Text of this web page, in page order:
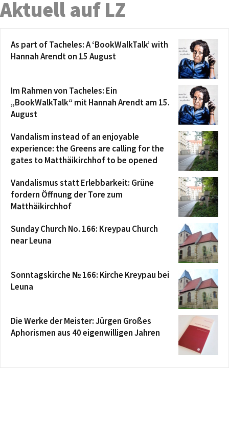
Aktuell auf LZ
As part of Tacheles: A ‘BookWalkTalk’ with
Hannah Arendt on 15 August
Im Rahmen von Tacheles: Ein
„BookWalkTalk“ mit Hannah Arendt am 15.
August
Vandalism instead of an enjoyable
experience: the Greens are calling for the
gates to Matthäikirchhof to be opened
Vandalismus statt Erlebbarkeit: Grüne
fordern Öffnung der Tore zum
Matthäikirchhof
Sunday Church No. 166: Kreypau Church
near Leuna
Sonntagskirche № 166: Kirche Kreypau bei
Leuna
Die Werke der Meister: Jürgen Großes
Aphorismen aus 40 eigenwilligen Jahren